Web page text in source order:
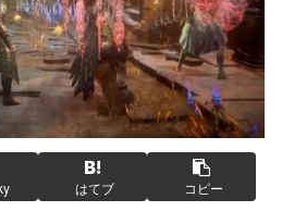
はてブ コピー